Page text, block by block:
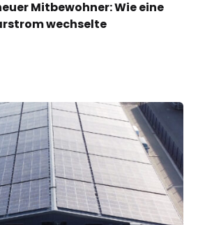
Mitbewohner: Wie eine
wechselte